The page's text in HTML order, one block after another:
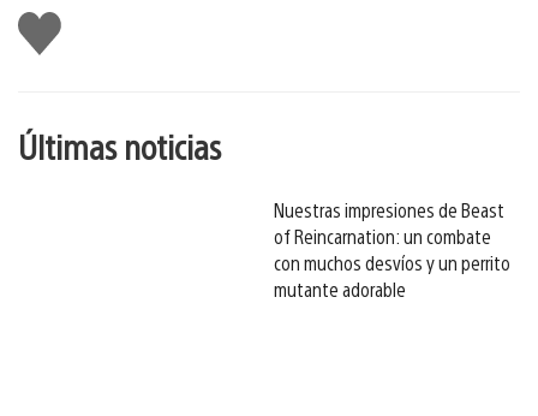
Me
gusta
Últimas noticias
Nuestras impresiones de Beast
of Reincarnation: un combate
con muchos desvíos y un perrito
mutante adorable